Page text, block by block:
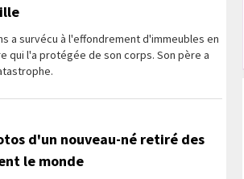
a survécu à l'effondrement d'immeubles en
qui l'a protégée de son corps. Son père a
d'un nouveau-né retiré des
le monde